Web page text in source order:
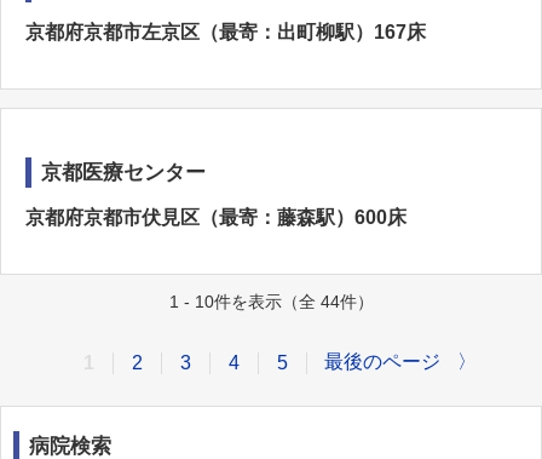
京都府京都市左京区（最寄：出町柳駅）167床
京都医療センター
京都府京都市伏見区（最寄：藤森駅）600床
1 - 10件を表示（全 44件）
2 3 4 5 最後のページ 〉
病院検索